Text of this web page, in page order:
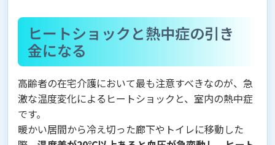
ヒートショックと熱中症の引き
金になる
高齢者の在宅介護において最も注意すべきなのが、急
激な温度変化によるヒートショックと、室内の熱中症
です。
暖かい居間から冷え切った廊下やトイレに移動した